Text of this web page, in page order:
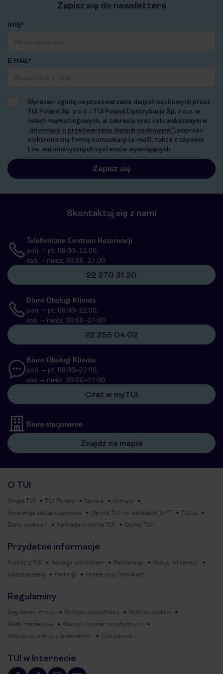
Zapisz się do newslettera
IMIĘ*
E-MAIL*
Wyrażam zgodę na przetwarzanie danych osobowych przez
TUI Poland Sp. z o.o. i TUI Poland Dystrybucja Sp. z o.o. w
celach marketingowych, w zakresie oraz celu wskazanym w
„Informacji o przetwarzaniu danych osobowych”, poprzez
elektroniczną formę komunikacji (e-mail), także z użyciem
tzw. automatycznych systemów wywołujących.
Skontaktuj się z nami
Telefoniczne Centrum Rezerwacji
pon. – pt. 08:00–22:00,
sob. – niedz. 09:00–21:00
22 270 31 20
Biuro Obsługi Klienta
pon. – pt. 08:00–22:00,
sob. – niedz. 09:00–21:00
22 255 04 02
Biuro Obsługi Klienta
pon. – pt. 08:00–22:00,
sob. – niedz. 09:00–21:00
Czat w myTUI
Biura stacjonarne
Znajdź na mapie
O TUI
Grupa TUI TUI Poland Kariera
Kontakt
Gwarancja ubezpieczeniowa
Opieka TUI na wakacjach 24/7
TUI.cz
Dane osobowe
Aplikacja mobilna TUI Opinie TUI
Przydatne informacje
Podróż z TUI Wakacje samolotem Reklamacje
Status reklamacji
Ubezpieczenia
Parkingi Hotele przy lotniskach
Regulaminy
Regulamin strony Polityka prywatności
Polityka cookies
Bilety czarterowe
Warunki imprez turystycznych
Standardy ochrony małoletnich
Compliance
TUI w Internecie